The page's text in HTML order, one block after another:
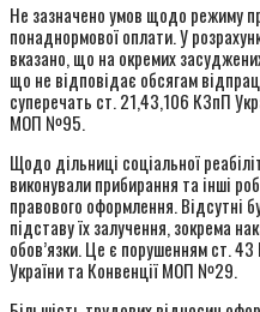
Не зазначено умов щодо режиму
понаднормової оплати. У
вказано, що на окремих
що не відповідає обсягам
суперечать ст. 21,43,106 КЗпП
МОП №95.
Щодо дільниці соціальної
виконували прибирання та інші
правового оформлення. Відсутні
підставу їх залучення, зокрема
обов’язки. Це є порушенням ст. 43
України та Конвенції МОП №29.